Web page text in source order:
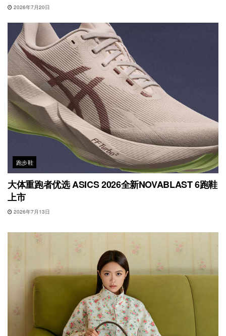
2026年7月20日
跑步鞋
大体重跑者优选 ASICS 2026全新NOVABLAST 6跑鞋
上市
2026年7月13日